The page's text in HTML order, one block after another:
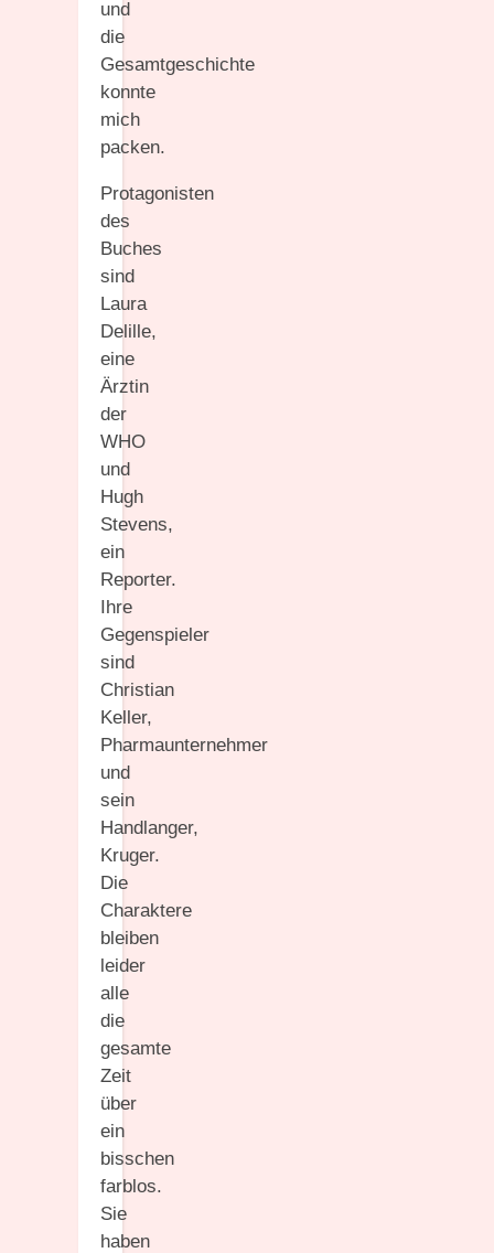
und
die
Gesamtgeschichte
konnte
mich
packen.
Protagonisten
des
Buches
sind
Laura
Delille,
eine
Ärztin
der
WHO
und
Hugh
Stevens,
ein
Reporter.
Ihre
Gegenspieler
sind
Christian
Keller,
Pharmaunternehmer
und
sein
Handlanger,
Kruger.
Die
Charaktere
bleiben
leider
alle
die
gesamte
Zeit
über
ein
bisschen
farblos.
Sie
haben